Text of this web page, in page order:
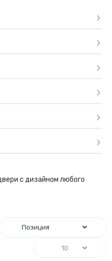
с дизайном любого